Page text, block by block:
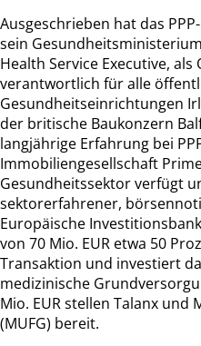
Ausgeschrieben hat das
sein
Health Service Executive,
verantwortlich für alle
Gesundheitseinrichtungen
der britische Baukonzern
langjährige Erfahrung bei
Immobiliengesellschaft
Gesundheitssektor verfügt
sektorerfahrener,
Europäische
von 70 Mio. EUR etwa 50
Transaktion und investiert
medizinische
Mio. EUR stellen Talanx und
(MUFG) bereit.